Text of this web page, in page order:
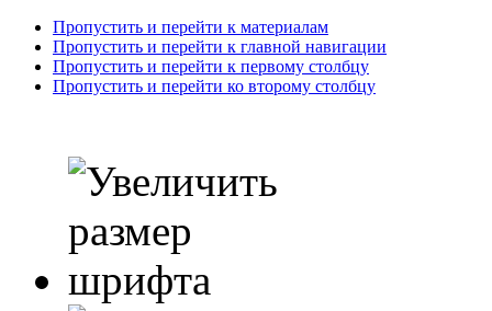
Пропустить и перейти к материалам
Пропустить и перейти к главной навигации
Пропустить и перейти к первому столбцу
Пропустить и перейти ко второму столбцу